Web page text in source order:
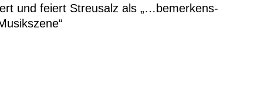
und feiert Streusalz als „…bemerkens-